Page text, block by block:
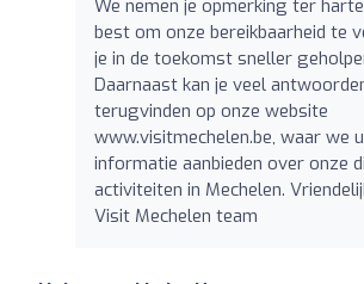
We nemen je opmerking ter
best om onze bereikbaarheid te
je in de toekomst sneller
Daarnaast kan je veel
terugvinden op onze website
www.visitmechelen.be, waar we
informatie aanbieden over onze
activiteiten in Mechelen.
Visit Mechelen team